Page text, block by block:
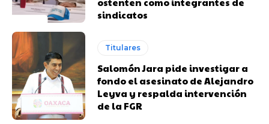
sindicatos
Titulares
Salomón Jara pide investigar a
fondo el asesinato de Alejandro
Leyva y respalda intervención
de la FGR